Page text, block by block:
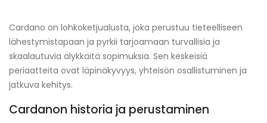
Cardano on lohkoketjualusta, joka perustuu tieteelliseen
lähestymistapaan ja pyrkii tarjoamaan turvallisia ja
skaalautuvia älykkäitä sopimuksia. Sen keskeisiä
periaatteita ovat läpinäkyvyys, yhteisön osallistuminen ja
jatkuva kehitys.
Cardanon historia ja perustaminen